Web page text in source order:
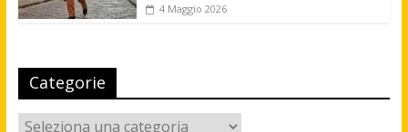
4 Maggio 2026
Categorie
Categorie